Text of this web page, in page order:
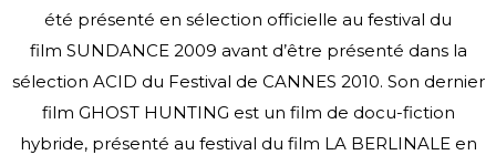
été présenté en sélection officielle au festival du
film SUNDANCE 2009 avant d’être présenté dans la
sélection ACID du Festival de CANNES 2010. Son dernier
film GHOST HUNTING est un film de docu-fiction
hybride, présenté au festival du film LA BERLINALE en